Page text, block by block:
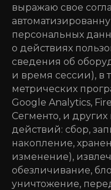
выражаю свое
персональных
о действиях
сведения об
и время сессии), в
метрических
Google Analytics,
Сегменто, и
действий: сбор,
накопление,
изменение),
обезличивание,
уничтожение,
Политика
Согласие на
© 2025 ООО «Гратио».
защищены.
ИНН 7300022791
8 8422 73 22 12
г. Ульяновск, ул.
помещение 1